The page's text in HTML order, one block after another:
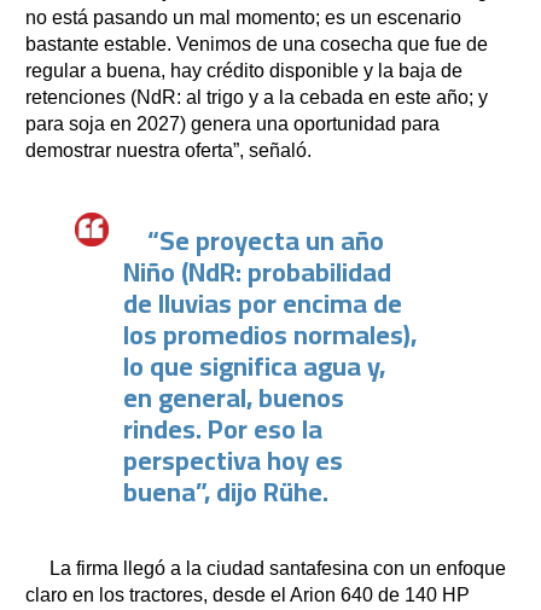
no está pasando un mal momento; es un escenario
bastante estable. Venimos de una cosecha que fue de
regular a buena, hay crédito disponible y la baja de
retenciones (NdR: al trigo y a la cebada en este año; y
para soja en 2027) genera una oportunidad para
demostrar nuestra oferta”, señaló.
“Se proyecta un año
Niño (NdR: probabilidad
de lluvias por encima de
los promedios normales),
lo que significa agua y,
en general, buenos
rindes. Por eso la
perspectiva hoy es
buena”, dijo Rühe.
La firma llegó a la ciudad santafesina con un enfoque
claro en los tractores, desde el Arion 640 de 140 HP